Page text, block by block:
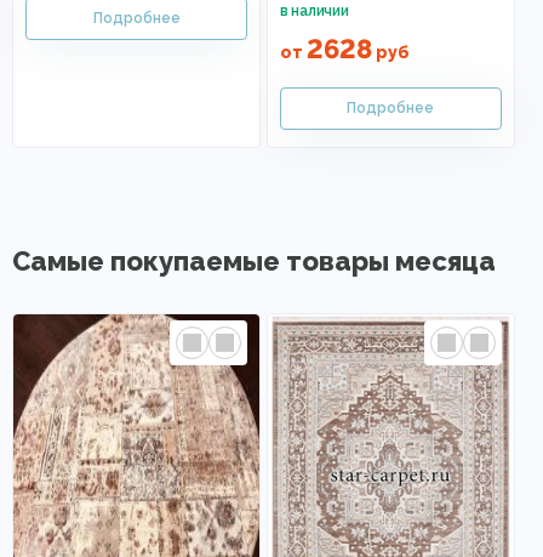
от 2628руб
Самые покупаемые товары месяца